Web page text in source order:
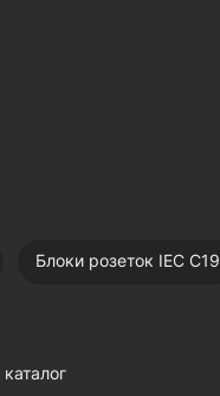
в корзину
Блоки розеток IEC С19
каталог